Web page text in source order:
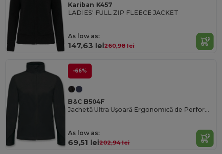
Kariban K457
LADIES' FULL ZIP FLEECE JACKET
As low as:
147,63 lei260,98 lei
-66%
B&C B504F
Jachetă Ultra Ușoară Ergonomică de Performanță
As low as:
69,51 lei202,94 lei